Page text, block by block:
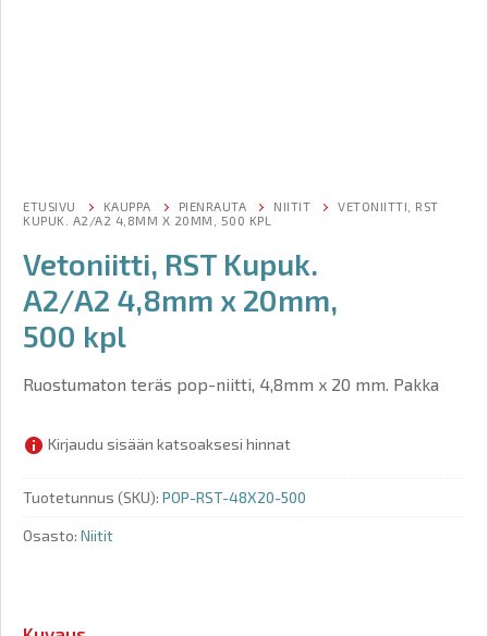
ETUSIVU KAUPPA PIENRAUTA NIITIT
VETONIITTI, RST
KUPUK. A2/A2 4,8MM X 20MM, 500 KPL
Vetoniitti, RST Kupuk.
A2/A2 4,8mm x 20mm,
500 kpl
Ruostumaton teräs pop-niitti, 4,8mm x 20 mm. Pakka
Kirjaudu sisään katsoaksesi hinnat
Tuotetunnus (SKU): POP-RST-48X20-500
Osasto: Niitit